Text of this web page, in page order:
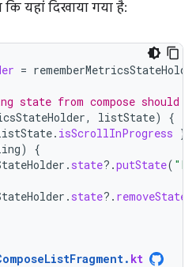
यहां दिखाया गया है:
=
state from compose should
, listState)
{
. isScrollInProgress }.
)
{
. state?.putState(
. state?. removeState
. kt